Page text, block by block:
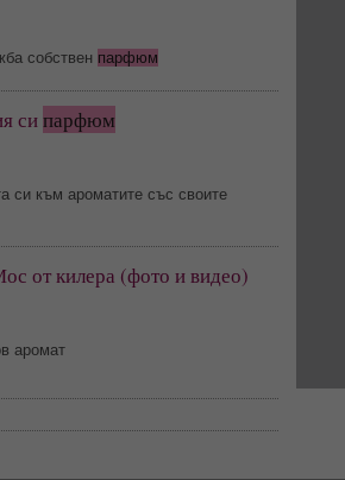
собствен парфюм
сипарфюм
си към ароматите със своите
от килера (фото и видео)
аромат